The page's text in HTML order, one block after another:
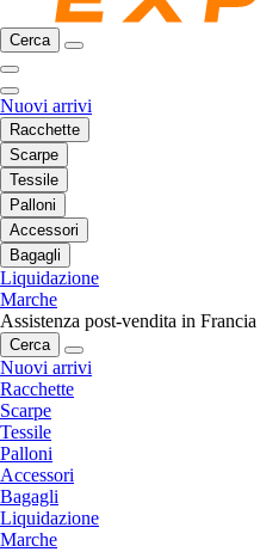
Cerca
Nuovi arrivi
Racchette
Scarpe
Tessile
Palloni
Accessori
Bagagli
Liquidazione
Marche
Assistenza post-vendita in Francia
Cerca
Nuovi arrivi
Racchette
Scarpe
Tessile
Palloni
Accessori
Bagagli
Liquidazione
Marche